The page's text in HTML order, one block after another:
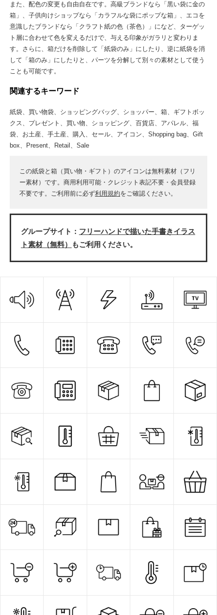
また、配色の変更も自由自在です。高級ブランドなら「黒い袋に金の
箱」、子供向けショップなら「カラフルな袋にポップな箱」、エコを
意識したブランドなら「クラフト紙の色（茶色）」になど、ターゲッ
ト層に合わせて色を変えるだけで、与える印象がガラリと変わりま
す。さらに、箱だけを削除して「紙袋のみ」にしたり、逆に紙袋を消
して「箱のみ」にしたりと、パーツを分解して別々の素材として使う
ことも可能です。
関連するキーワード
紙袋、買い物袋、ショッピングバッグ、ショッパー、箱、ギフトボッ
クス、プレゼント、買い物、ショッピング、百貨店、アパレル、福
袋、お土産、手土産、購入、セール、アイコン、Shopping bag、Gift
box、Present、Retail、Sale
この紙袋と箱（買い物・ギフト）のアイコンは無料素材（フリ
ー素材）です。商用利用可能・クレジット表記不要・会員登録
不要です。ご利用前に必ず利用規約をご確認ください。
グループサイト： フリーハンドで描いた手書きイラス
ト素材（無料）
もご利用ください。